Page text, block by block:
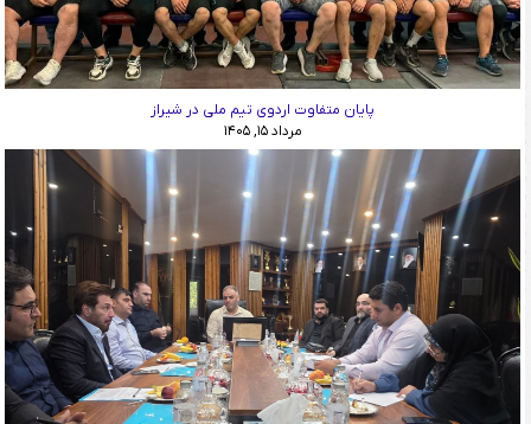
پایان متفاوت اردوی تیم ملی در شیراز
مرداد ۱۵, ۱۴۰۵